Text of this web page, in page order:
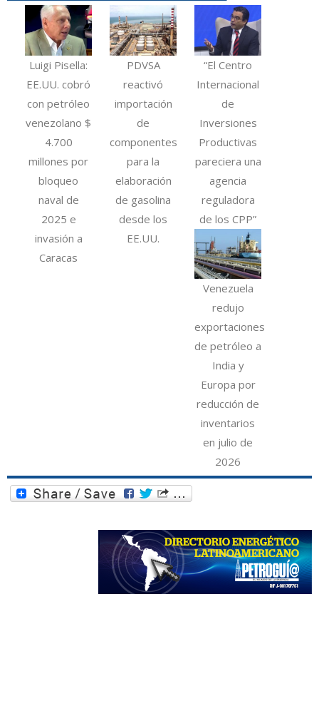
Luigi Pisella:
EE.UU. cobró
con petróleo
venezolano $
4.700
millones por
bloqueo
naval de
2025 e
invasión a
Caracas
PDVSA
reactivó
importación
de
componentes
para la
elaboración
de gasolina
desde los
EE.UU.
“El Centro
Internacional
de
Inversiones
Productivas
pareciera una
agencia
reguladora
de los CPP”
Venezuela
redujo
exportaciones
de petróleo a
India y
Europa por
reducción de
inventarios
en julio de
2026